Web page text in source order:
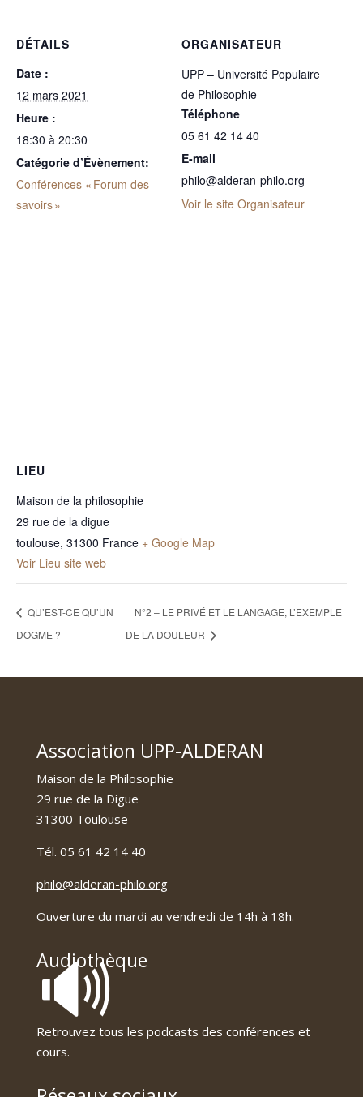
DÉTAILS
Date :
12 mars 2021
Heure :
18:30 à 20:30
Catégorie d’Évènement:
Conférences « Forum des
savoirs »
ORGANISATEUR
UPP – Université Populaire
de Philosophie
Téléphone
05 61 42 14 40
E-mail
philo@alderan-philo.org
Voir le site Organisateur
LIEU
Maison de la philosophie
29 rue de la digue
toulouse, 31300 France + Google Map
Voir Lieu site web
QU’EST-CE QU’UN
DOGME ?
N°2 – LE PRIVÉ ET LE LANGAGE, L’EXEMPLE
DE LA DOULEUR
Association UPP-ALDERAN
Maison de la Philosophie
29 rue de la Digue
31300 Toulouse
Tél. 05 61 42 14 40
philo@alderan-philo.org
Ouverture du mardi au vendredi de 14h à 18h.
Audiothèque
🔊
Retrouvez tous les podcasts des conférences et
cours.